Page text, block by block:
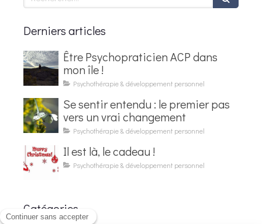
Derniers articles
Être Psychopraticien ACP dans
mon île !
Psychothérapie & développement personnel
Se sentir entendu : le premier pas
vers un vrai changement
Psychothérapie & développement personnel
Il est là, le cadeau !
Psychothérapie & développement personnel
Catégories